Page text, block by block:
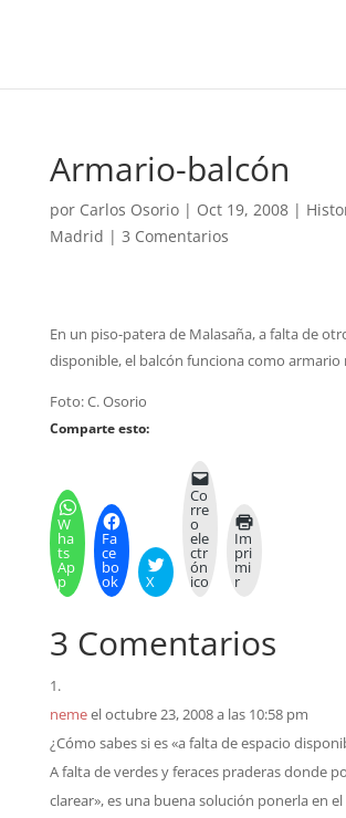
Armario-balcón
por Carlos Osorio| Oct 19, 2008|
Madrid | 3 Comentarios
En un piso-patera de Malasaña, a falta de
disponible, el balcón funciona como armario
Foto: C. Osorio
Comparte esto:
W
ha
ts
Ap
p
Fa
ce
bo
ok X
Co
rre
o
ele
ctr
ón
ico
Im
pri
mi
r
3 Comentarios
nemeel octubre 23, 2008 a las 10:58 pm
¿Cómo sabes si es «a falta de espacio
A falta de verdes y feraces praderas donde
clarear», es una buena solución ponerla en